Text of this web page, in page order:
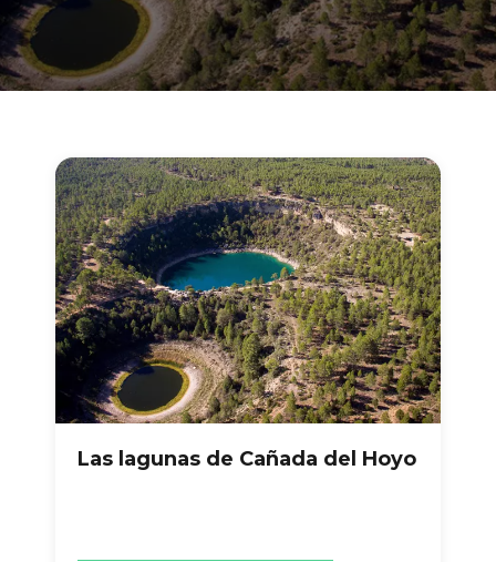
Las lagunas de Cañada del Hoyo